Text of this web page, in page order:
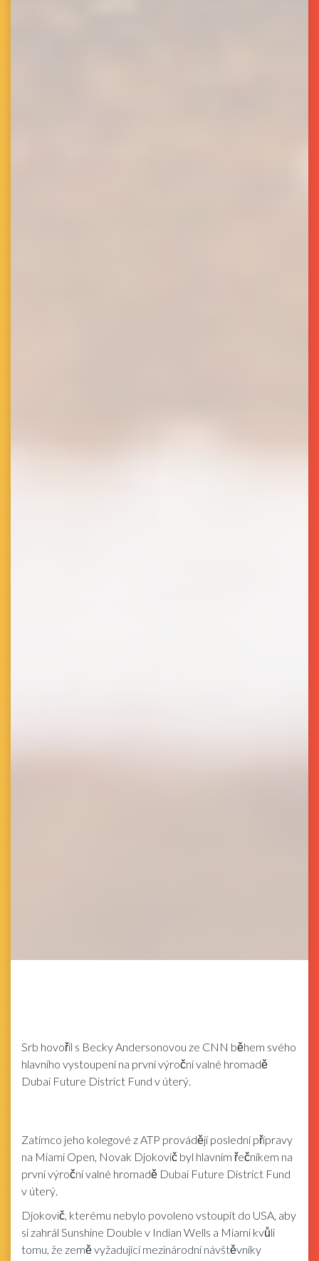
Srb hovořil s Becky Andersonovou ze CNN během svého
hlavního vystoupení na první výroční valné hromadě
Dubai Future District Fund v úterý.
Zatímco jeho kolegové z ATP provádějí poslední přípravy
na Miami Open, Novak Djokovič byl hlavním řečníkem na
první výroční valné hromadě Dubai Future District Fund
v úterý.
Djokovič, kterému nebylo povoleno vstoupit do USA, aby
si zahrál Sunshine Double v Indian Wells a Miami kvůli
tomu, že země vyžadující mezinárodní návštěvníky